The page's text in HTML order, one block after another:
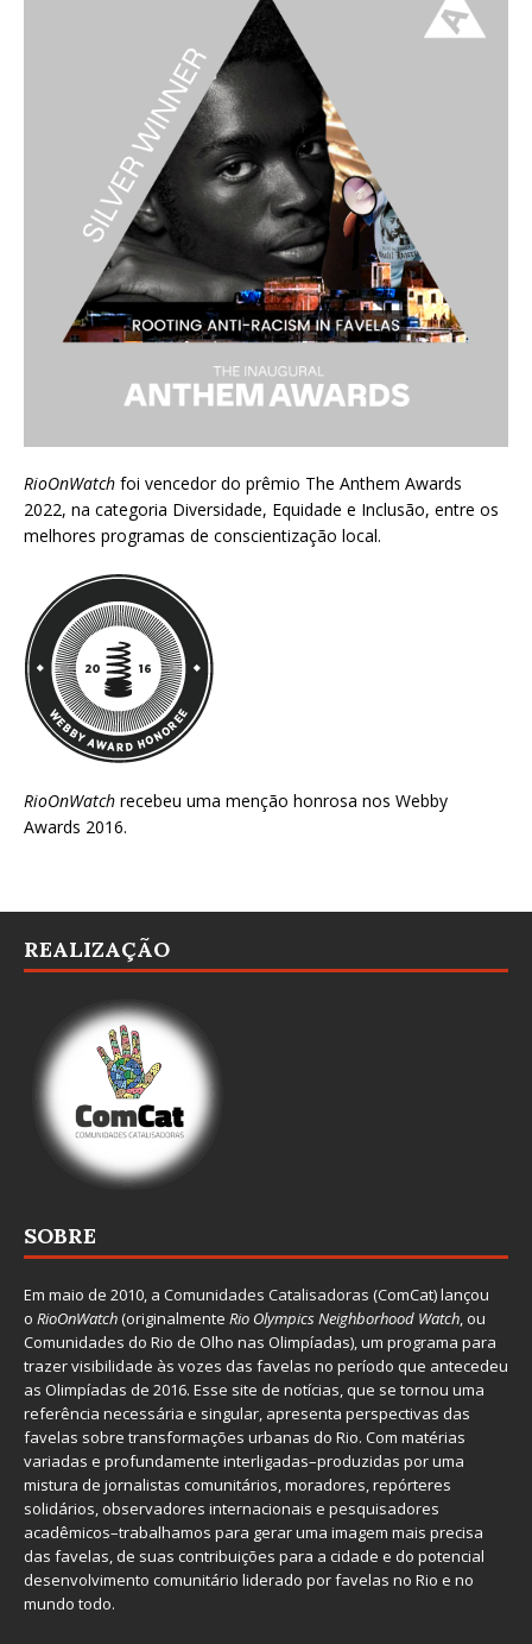
RioOnWatch foi vencedor do prêmio The Anthem Awards
2022, na categoria Diversidade, Equidade e Inclusão, entre os
melhores programas de conscientização local.
RioOnWatch recebeu uma menção honrosa nos Webby
Awards 2016.
REALIZAÇÃO
SOBRE
Em maio de 2010, a Comunidades Catalisadoras (ComCat) lançou
o RioOnWatch(originalmente Rio Olympics Neighborhood Watch, ou
Comunidades do Rio de Olho nas Olimpíadas), um programa para
trazer visibilidade às vozes das favelas no período que antecedeu
as Olimpíadas de 2016. Esse site de notícias, que se tornou uma
referência necessária e singular, apresenta perspectivas das
favelas sobre transformações urbanas do Rio. Com matérias
variadas e profundamente interligadas–produzidas por uma
mistura de jornalistas comunitários, moradores, repórteres
solidários, observadores internacionais e pesquisadores
acadêmicos–trabalhamos para gerar uma imagem mais precisa
das favelas, de suas contribuições para a cidade e do potencial
desenvolvimento comunitário liderado por favelas no Rio e no
mundo todo.